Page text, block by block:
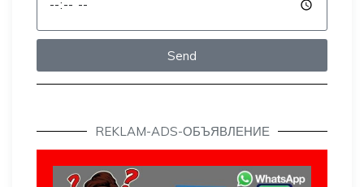
Send
REKLAM-ADS-ОБЪЯВЛЕНИЕ